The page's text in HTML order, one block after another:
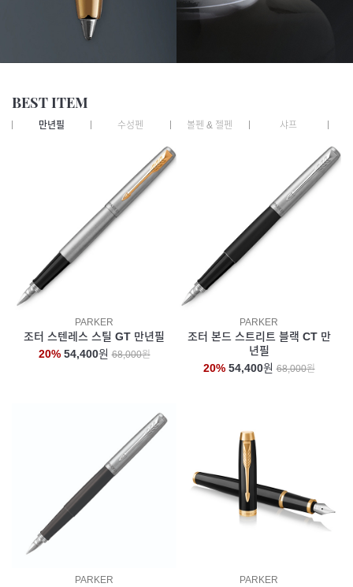
BEST ITEM
만년필 수성펜 볼펜 & 젤펜 샤프
PARKER
조터 스텐레스 스틸 GT 만년필
20% 54,400원 68,000원
PARKER
조터 본드 스트리트 블랙 CT 만
년필
20% 54,400원 68,000원
PARKER PARKER